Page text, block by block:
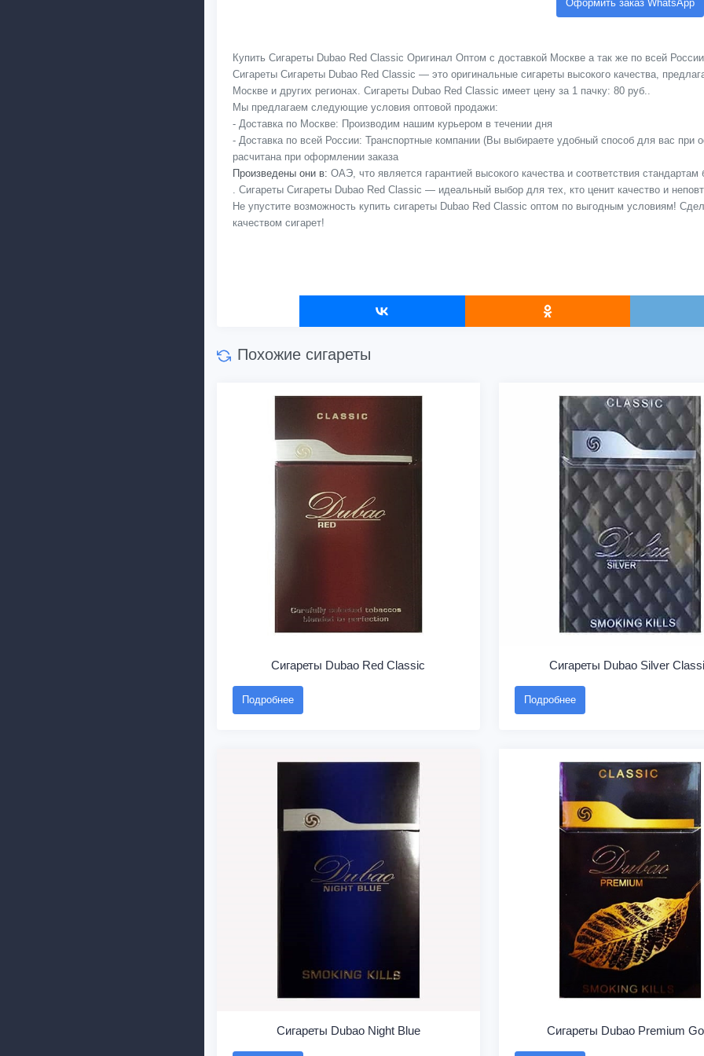
Оформить заказ WhatsApp
Купить Сигареты Dubao Red Classic Оригинал Оптом с доставкой Москве а так же по всей
Сигареты Сигареты Dubao Red Classic — это оригинальные сигареты высокого качества,
Москве и других регионах. Сигареты Dubao Red Classic имеет цену за 1 пачку: 80 руб..
Мы предлагаем следующие условия оптовой продажи:
- Доставка по Москве: Производим нашим курьером в течении дня
- Доставка по всей России: Транспортные компании (Вы выбираете удобный способ для вас при
расчитана при оформлении заказа
Произведены они в: ОАЭ, что является гарантией высокого качества и соответствия стандартам
. Сигареты Сигареты Dubao Red Classic — идеальный выбор для тех, кто ценит качество и
Не упустите возможность купить сигареты Dubao Red Classic оптом по выгодным условиям!
качеством сигарет!
Похожие сигареты
Сигареты Dubao Red Classic
Подробнее
Сигареты Dubao Silver
Подробнее
Сигареты Dubao Night Blue Сигареты Dubao Premium